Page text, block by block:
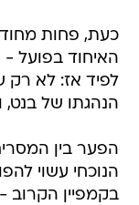
כעת, פחות
האיחוד בפועל -
לפיד אז: לא
הנהגתו של בנט,
הפער בין
הנוכחי עשוי
בקמפיין הקרוב -